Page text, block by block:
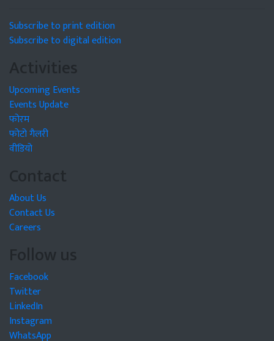
Subscribe to print edition
Subscribe to digital edition
Activities
Upcoming Events
Events Update
फोरम
फोटो गैलरी
वीडियो
Contact
About Us
Contact Us
Careers
Follow us
Facebook
Twitter
LinkedIn
Instagram
WhatsApp